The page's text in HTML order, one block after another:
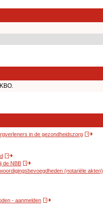
in de gezondheidszorg
de NBB
(notariële akten)
- aanmelden